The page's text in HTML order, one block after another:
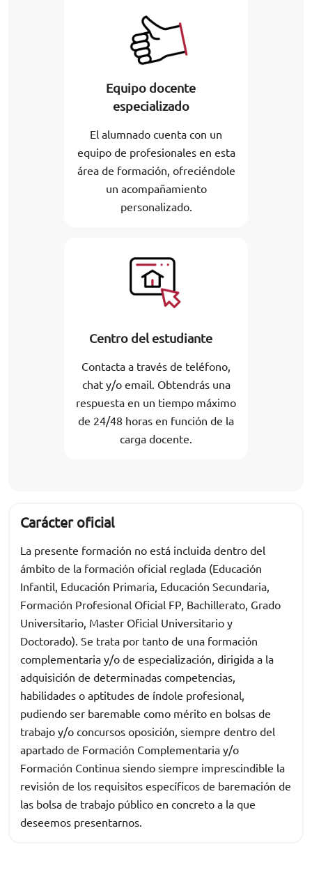
Equipo docente
especializado
El alumnado cuenta con un
equipo de profesionales en esta
área de formación, ofreciéndole
un acompañamiento
personalizado.
Centro del estudiante
Contacta a través de teléfono,
chat y/o email. Obtendrás una
respuesta en un tiempo máximo
de 24/48 horas en función de la
carga docente.
Carácter oficial
La presente formación no está incluida dentro del
ámbito de la formación oficial reglada (Educación
Infantil, Educación Primaria, Educación Secundaria,
Formación Profesional Oficial FP, Bachillerato, Grado
Universitario, Master Oficial Universitario y
Doctorado). Se trata por tanto de una formación
complementaria y/o de especialización, dirigida a la
adquisición de determinadas competencias,
habilidades o aptitudes de índole profesional,
pudiendo ser baremable como mérito en bolsas de
trabajo y/o concursos oposición, siempre dentro del
apartado de Formación Complementaria y/o
Formación Continua siendo siempre imprescindible la
revisión de los requisitos específicos de baremación de
las bolsa de trabajo público en concreto a la que
deseemos presentarnos.